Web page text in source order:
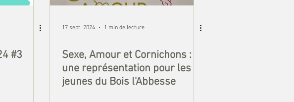
#3
17 sept. 2024 1 min de lecture
Sexe, Amour et Cornichons :
une représentation pour les
jeunes du Bois l'Abbesse